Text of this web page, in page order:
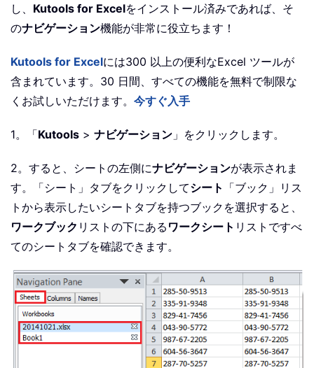
し、 Kutools for Excelをインストール済みであれば、そ
のナビゲーション機能が非常に役立ちます！
Kutools for Excelには300 以上の便利なExcel ツールが
含まれています。30 日間、すべての機能を無料で制限な
くお試しいただけます。 今すぐ入手
1。「Kutools > ナビゲーション 」をクリックします。
2。すると、シートの左側にナビゲーションが表示されま
す。「シート」タブをクリックしてシート 「ブック」リス
トから表示したいシートタブを持つブックを選択すると、
ワークブック リストの下にある ワークシート リストですべ
てのシートタブを確認できます。